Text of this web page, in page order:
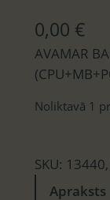
0,00 €
AVAMAR
Noliktavā 1
SKU:
Apraksts